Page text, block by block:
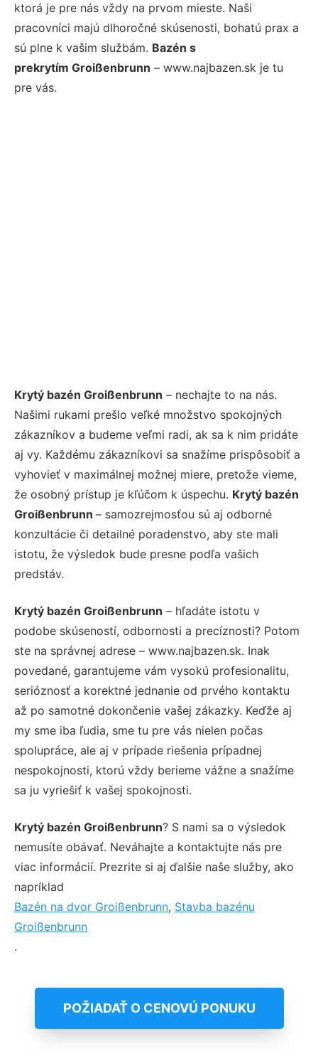
ktorá je pre nás vždy na prvom mieste. Naši
pracovníci majú dlhoročné skúsenosti, bohatú prax a
sú plne k vašim službám. Bazén s
prekrytím Groißenbrunn – www.najbazen.sk je tu
pre vás.
Krytý bazén Groißenbrunn – nechajte to na nás.
Našimi rukami prešlo veľké množstvo spokojných
zákazníkov a budeme veľmi radi, ak sa k nim pridáte
aj vy. Každému zákazníkovi sa snažíme prispôsobiť a
vyhovieť v maximálnej možnej miere, pretože vieme,
že osobný prístup je kľúčom k úspechu. Krytý bazén
Groißenbrunn – samozrejmosťou sú aj odborné
konzultácie či detailné poradenstvo, aby ste mali
istotu, že výsledok bude presne podľa vašich
predstáv.
Krytý bazén Groißenbrunn – hľadáte istotu v
podobe skúseností, odbornosti a precíznosti? Potom
ste na správnej adrese – www.najbazen.sk. Inak
povedané, garantujeme vám vysokú profesionalitu,
serióznosť a korektné jednanie od prvého kontaktu
až po samotné dokončenie vašej zákazky. Keďže aj
my sme iba ľudia, sme tu pre vás nielen počas
spolupráce, ale aj v prípade riešenia prípadnej
nespokojnosti, ktorú vždy berieme vážne a snažíme
sa ju vyriešiť k vašej spokojnosti.
Krytý bazén Groißenbrunn? S nami sa o výsledok
nemusíte obávať. Neváhajte a kontaktujte nás pre
viac informácií. Prezrite si aj ďalšie naše služby, ako
napríklad
Bazén na dvor Groißenbrunn, Stavba bazénu
Groißenbrunn
.
POŽIADAŤ O CENOVÚ PONUKU